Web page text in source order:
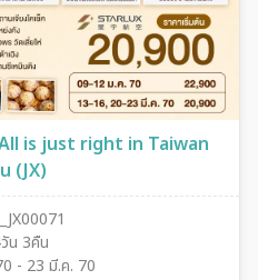
All is just right in Taiwan
(JX)
น 3คืน
- 23 มี.ค. 70